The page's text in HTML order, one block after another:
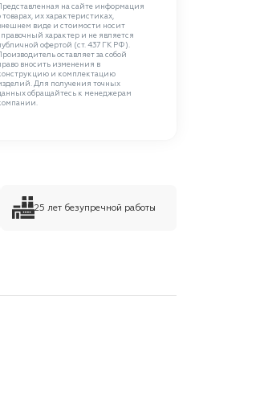
на сайте информация
товарах, их характеристиках,
виде и стоимости носит
характер и не является
офертой (ст. 437 ГК РФ).
оставляет за собой
вносить изменения в
и комплектацию
Для получения точных
обращайтесь к менеджерам
25 лет безупречной работы